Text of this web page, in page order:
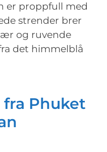
er proppfull med
strender brer
og ruvende
det himmelblå
fra Phuket